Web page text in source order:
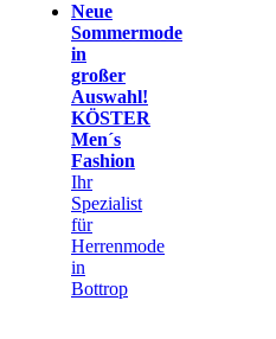
Neue
Sommermode
in
großer
Auswahl!
KÖSTER
Men´s
Fashion
Ihr
Spezialist
für
Herrenmode
in
Bottrop